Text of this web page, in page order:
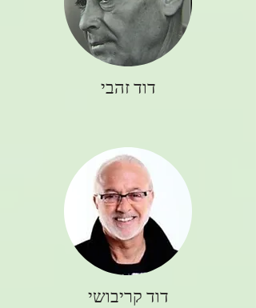
דוד זהבי
דוד קריבושי